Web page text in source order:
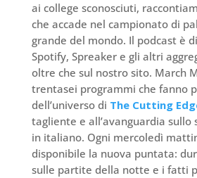
ai college sconosciuti,
che accade nel campionato di
grande del mondo. Il podcast è
Spotify, Spreaker e gli altri
oltre che sul nostro sito. March
trentasei programmi che fanno
dell’universo di The Cutting
tagliente e all’avanguardia sullo
in italiano. Ogni mercoledì
disponibile la nuova puntata:
sulle partite della notte e i fatti